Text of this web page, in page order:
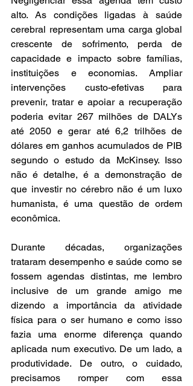
alto. As condições ligadas à saúde
cerebral representam uma carga global
crescente de sofrimento, perda de
capacidade e impacto sobre famílias,
instituições e economias. Ampliar
intervenções custo-efetivas para
prevenir, tratar e apoiar a recuperação
poderia evitar 267 milhões de DALYs
até 2050 e gerar até 6,2 trilhões de
dólares em ganhos acumulados de PIB
segundo o estudo da McKinsey. Isso
não é detalhe, é a demonstração de
que investir no cérebro não é um luxo
humanista, é uma questão de ordem
econômica.
Durante décadas, organizações
trataram desempenho e saúde como se
fossem agendas distintas, me lembro
inclusive de um grande amigo me
dizendo a importância da atividade
física para o ser humano e como isso
fazia uma enorme diferença quando
aplicada num executivo. De um lado, a
produtividade. De outro, o cuidado,
precisamos romper com essa